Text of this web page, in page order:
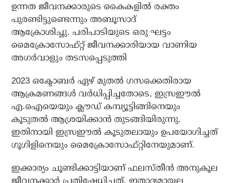
ഉന്നത ജീവനക്കാരുടെ കൈകളില്‍ രക്തം
പുരണ്ടിട്ടുണ്ടെന്നും അബൂസാദ്
ആക്രോശിച്ചു. പരിപാടിയുടെ ഒരു ഘട്ടം
മൈക്രോസോഫ്റ്റ് ജീവനക്കാരിയായ വാണിയ
അഗർവാളും തടസപ്പെടുത്തി
2023 ഒക്ടോബര്‍ ഏഴ് മുതല്‍ ഗസക്കെതിരായ
ആക്രമണങ്ങള്‍ വര്‍ധിപ്പിച്ചതോടെ, ഇസ്രഈല്‍
എ.ഐയെയും ക്ലൗഡ് കമ്പ്യൂട്ടിങ്ങിനെയും
കൂടുതല്‍ ആശ്രയിക്കാന്‍ തുടങ്ങിയിരുന്നു.
ഇതിനായി ഇസ്രഈല്‍ കൂടുതലായും ഉപയോഗിച്ചത്
ഗൂഗിളിനെയും മൈക്രോസോഫ്റ്റിനേയുമാണ്.
ഇക്കാര്യം ചൂണ്ടിക്കാട്ടിയാണ് ഫലസ്തീന്‍ അനുകൂല
ജീവനക്കാര്‍ പ്രതിഷേധിച്ചത്. ഇതാദ്യമായല്ല